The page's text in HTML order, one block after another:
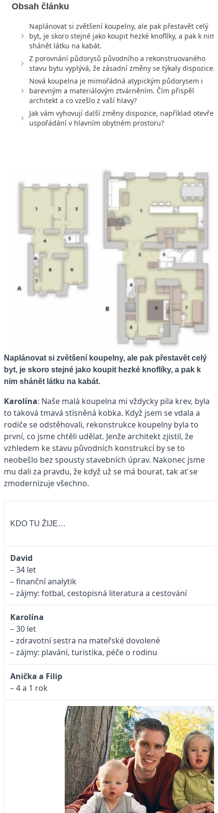
Obsah článku
Naplánovat si zvětšení koupelny, ale pak přestavět celý
byt, je skoro stejné jako koupit hezké knoflíky, a pak k nim
shánět látku na kabát.
Z porovnání půdorysů původního a rekonstruovaného
stavu bytu vyplývá, že zásadní změny se týkaly dispozice.
Nová koupelna je mimořádná atypickým půdorysem i
barevným a materiálovým ztvárněním. Čím přispěl
architekt a co vzešlo z vaší hlavy?
Jak vám vyhovují další změny dispozice, například
uspořádání v hlavním obytném prostoru?
Naplánovat si zvětšení koupelny, ale pak přestavět celý
byt, je skoro stejné jako koupit hezké knoflíky, a pak k
nim shánět látku na kabát.
Karolína: Naše malá koupelna mi vždycky pila krev, byla
to taková tmavá stísněná kobka. Když jsem se vdala a
rodiče se odstěhovali, rekonstrukce koupelny byla to
první, co jsme chtěli udělat. Jenže architekt zjistil, že
vzhledem ke stavu původních konstrukcí by se to
neobešlo bez spousty stavebních úprav. Nakonec jsme
mu dali za pravdu, že když už se má bourat, tak ať se
zmodernizuje všechno.
KDO TU ŽIJE…
David
– 34 let
– finanční analytik
– zájmy: fotbal, cestopisná literatura a cestování
Karolína
– 30 let
– zdravotní sestra na mateřské dovolené
– zájmy: plavání, turistika, péče o rodinu
Anička a Filip
– 4 a 1 rok